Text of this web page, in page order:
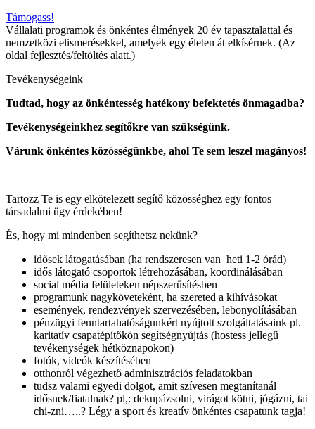
Támogass!
Vállalati programok és önkéntes élmények 20 év tapasztalattal és
nemzetközi elismerésekkel, amelyek egy életen át elkísérnek. (Az
oldal fejlesztés/feltöltés alatt.)
Tevékenységeink
Tudtad, hogy az önkéntesség hatékony befektetés önmagadba?
Tevékenységeinkhez segítőkre van szükségünk.
Várunk önkéntes közösségünkbe, ahol Te sem leszel magányos!
Tartozz Te is egy elkötelezett segítő közösséghez egy fontos
társadalmi ügy érdekében!
És, hogy mi mindenben segíthetsz nekünk?
idősek látogatásában (ha rendszeresen van heti 1-2 órád)
idős látogató csoportok létrehozásában, koordinálásában
social média felületeken népszerűsítésben
programunk nagyköveteként, ha szereted a kihívásokat
események, rendezvények szervezésében, lebonyolításában
pénzügyi fenntartahatóságunkért nyújtott szolgáltatásaink pl.
karitatív csapatépítőkön segítségnyújtás (hostess jellegű
tevékenységek hétköznapokon)
fotók, videók készítésében
otthonról végezhető adminisztrációs feladatokban
tudsz valami egyedi dolgot, amit szívesen megtanítanál
idősnek/fiatalnak? pl,: dekupázsolni, virágot kötni, jógázni, tai
chi-zni…..? Légy a sport és kreatív önkéntes csapatunk tagja!